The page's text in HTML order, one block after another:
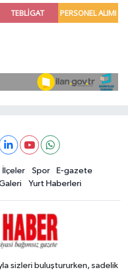
İlçeler Spor
E-gazete
Yurt Haberleri
sizleri buluştururken, sadelik